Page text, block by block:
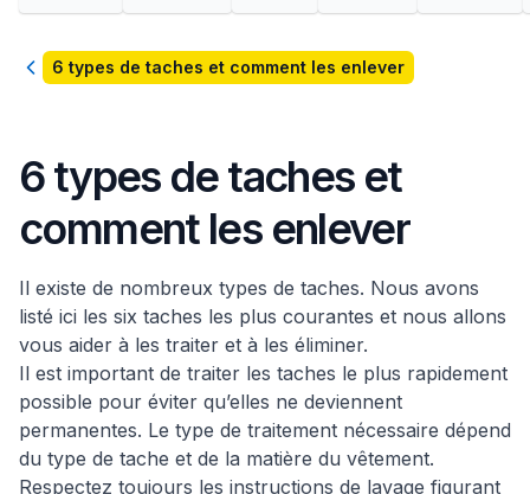
Retour6 types de taches et comment les enlever
6 types de taches et
comment les enlever
Il existe de nombreux types de taches. Nous avons
listé ici les six taches les plus courantes et nous allons
vous aider à les traiter et à les éliminer.
Il est important de traiter les taches le plus rapidement
possible pour éviter qu’elles ne deviennent
permanentes. Le type de traitement nécessaire dépend
du type de tache et de la matière du vêtement.
Respectez toujours les instructions de lavage figurant